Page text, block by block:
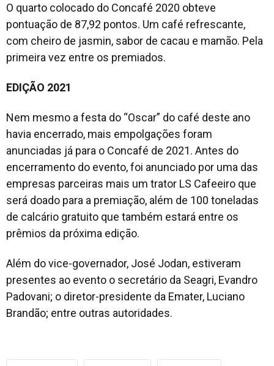
O quarto colocado do Concafé 2020 obteve
pontuação de 87,92 pontos. Um café refrescante,
com cheiro de jasmin, sabor de cacau e mamão. Pela
primeira vez entre os premiados.
EDIÇÃO 2021
Nem mesmo a festa do “Oscar” do café deste ano
havia encerrado, mais empolgações foram
anunciadas já para o Concafé de 2021. Antes do
encerramento do evento, foi anunciado por uma das
empresas parceiras mais um trator LS Cafeeiro que
será doado para a premiação, além de 100 toneladas
de calcário gratuito que também estará entre os
prêmios da próxima edição.
Além do vice-governador, José Jodan, estiveram
presentes ao evento o secretário da Seagri, Evandro
Padovani; o diretor-presidente da Emater, Luciano
Brandão; entre outras autoridades.